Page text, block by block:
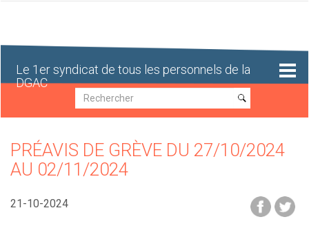
Le 1er syndicat de tous les personnels de la
DGAC
Recherche
Recherche
PRÉAVIS DE GRÈVE DU 27/10/2024
AU 02/11/2024
21-10-2024